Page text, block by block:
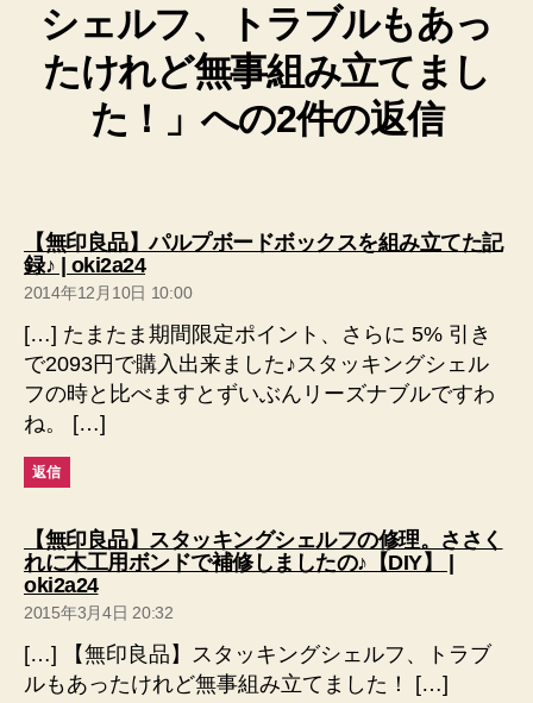
シェルフ、トラブルもあっ
たけれど無事組み立てまし
た！」への2件の返信
【無印良品】パルプボードボックスを組み立てた記
録♪ | oki2a24の
発
2014年12月10日 10:00
[…] たまたま期間限定ポイント、さらに 5% 引き
で2093円で購入出来ました♪スタッキングシェル
フの時と比べますとずいぶんリーズナブルですわ
ね。 […]
返信
【無印良品】スタッキングシェルフの修理。ささく
れに木工用ボンドで補修しましたの♪【DIY】 |
oki2a24の
発
言:
2015年3月4日 20:32
[…] 【無印良品】スタッキングシェルフ、トラブ
ルもあったけれど無事組み立てました！ […]